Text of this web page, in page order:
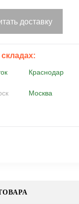
доставку
Краснодар
Москва